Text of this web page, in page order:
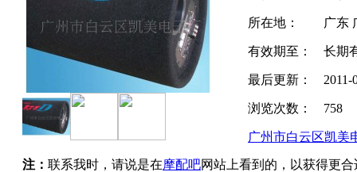
所在地： 广东
有效期至： 长期
最后更新： 2011-
浏览次数： 758
广州市白云区凯美
注： 联系我时，请说是在摩配吧网站上看到的，以获得更